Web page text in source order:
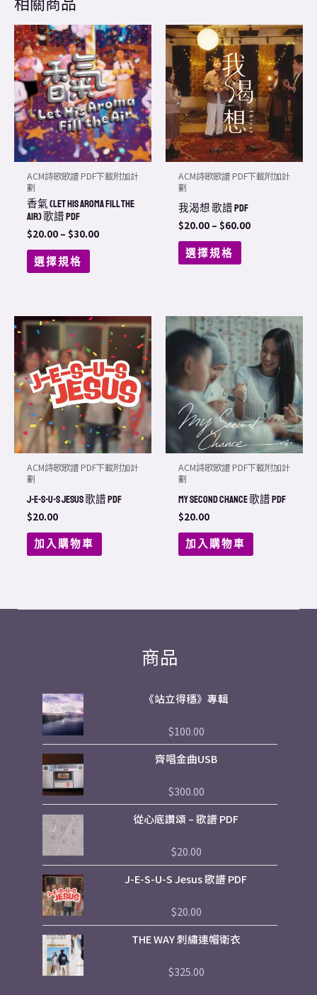
相關商品
ACM詩歌歌譜 PDF下載附加計
劃
香氣 (Let His Aroma Fill The
Air) 歌譜 PDF
$20.00 – $30.00
Price
range:
$20.00
through
$30.00
選擇規格
This
product
has
multiple
variants.
The
options
chosen
ACM詩歌歌譜 PDF下載附加計
劃
我渴想 歌譜 PDF
$20.00 – $60.00
Price
range:
$20.00
through
$60.00
選擇規格
This
product
has
multiple
variants.
The
options
chosen
on
the
product
ACM詩歌歌譜 PDF下載附加計
劃
J-E-S-U-S Jesus 歌譜 PDF
$20.00
加入購物車
ACM詩歌歌譜 PDF下載附加計
劃
My Second Chance 歌譜 PDF
$20.00
加入購物車
商品
《站立得穩》專輯
$100.00
齊唱金曲USB
$300.00
從心底讚頌 – 歌譜 PDF
$20.00
J-E-S-U-S Jesus 歌譜 PDF
$20.00
THE WAY 刺繡連帽衛衣
$325.00